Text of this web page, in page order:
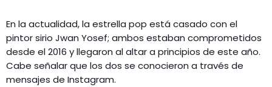
En la actualidad, la estrella pop está casado con el
pintor sirio Jwan Yosef; ambos estaban comprometidos
desde el 2016 y llegaron al altar a principios de este año.
Cabe señalar que los dos se conocieron a través de
mensajes de Instagram.